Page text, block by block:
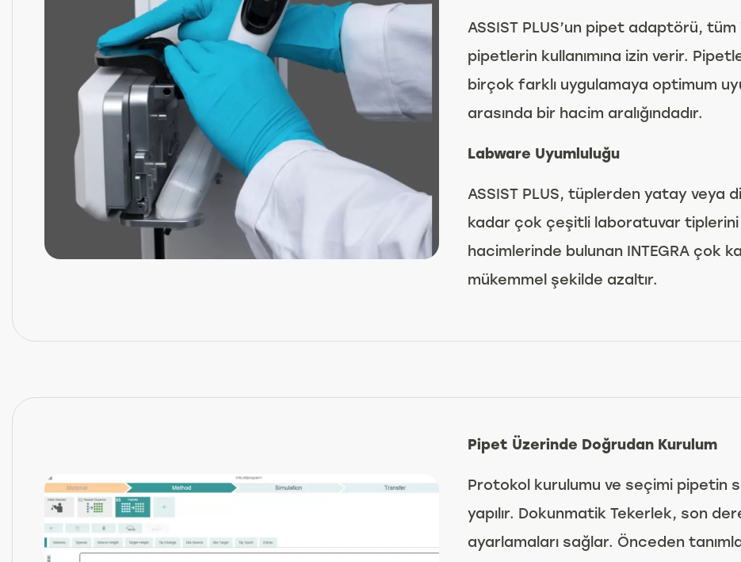
ASSIST PLUS’un pipet adaptörü, tüm
pipetlerin kullanımına izin verir.
birçok farklı uygulamaya optimum
arasında bir hacim aralığındadır.
Labware Uyumluluğu
ASSIST PLUS, tüplerden yatay veya
kadar çok çeşitli laboratuvar tiplerini
hacimlerinde bulunan INTEGRA çok
mükemmel şekilde azaltır.
Pipet Üzerinde Doğrudan Kurulum
Protokol kurulumu ve seçimi pipetin
yapılır. Dokunmatik Tekerlek, son
ayarlamaları sağlar. Önceden